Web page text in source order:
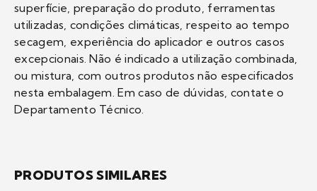
superfície, preparação do produto, ferramentas
utilizadas, condições climáticas, respeito ao tempo
secagem, experiência do aplicador e outros casos
excepcionais. Não é indicado a utilização combinada,
ou mistura, com outros produtos não especificados
nesta embalagem. Em caso de dúvidas, contate o
Departamento Técnico.
PRODUTOS SIMILARES